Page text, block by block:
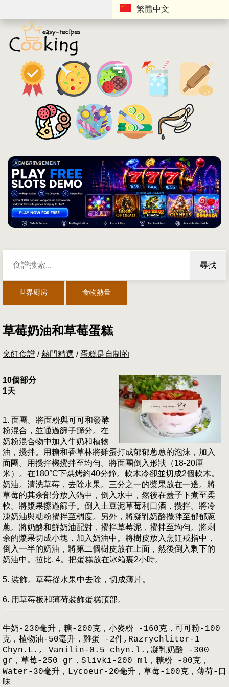
繁體中文
ADVERTISEMENT
尋找
世界廚房 食物熱量
草莓奶油和草莓蛋糕
烹飪食譜 /熱門精選 /蛋糕是自制的
10個部分
1天
1. 面團。將面粉與可可和發酵
粉混合，並通過篩子篩分。在
奶粉混合物中加入牛奶和植物
油，攪拌。用糖和香草林將雞蛋打成郁郁蔥蔥的泡沫，加入
面團。用攪拌機攪拌至均勻。將面團倒入形狀（18-20厘
米）。在180°C下烘烤約40分鐘。軟木冷卻並切成2個軟木。
奶油。清洗草莓，去除水果。三分之一的漿果放在一邊。將
草莓的其余部分放入鍋中，倒入水中，然後在蓋子下煮至柔
軟。將漿果擦過篩子。倒入土豆泥草莓利口酒，攪拌。將冷
凍奶油與糖粉攪拌至稠度。另外，將凝乳奶酪攪拌至郁郁蔥
蔥。將奶酪和鮮奶油配對，攪拌草莓泥，攪拌至均勻。將剩
余的漿果切成小塊，加入奶油中。將樹皮放入烹飪戒指中，
倒入一半的奶油，將第二個樹皮放在上面，然後倒入剩下的
奶油中。拉比. 4。把蛋糕放在冰箱裏2小時。
5. 裝飾。草莓從水果中去除，切成薄片。
6. 用草莓板和薄荷裝飾蛋糕頂部。
牛奶-230毫升，糖-200克，小麥粉 -160克，可可粉-100
克，植物油-50毫升，雞蛋 -2件,Razrychliter-1
Chyn.L., Vanilin-0.5 chyn.l.,凝乳奶酪 -300
gr，草莓-250 gr，Slivki-200 ml，糖粉 -80克，
Water-30毫升，Lycoeur-20毫升，草莓-100克，薄荷-口
味